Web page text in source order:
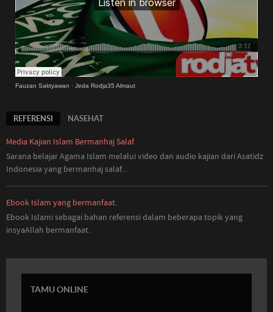
Fauzan Saktyawan · Jeda Rodja35 Almaut
REFERENSI NASEHAT
Media Kajian Islam Bermanhaj Salaf
Sarana belajar Agama Islam melalui video dan audio kajian dari Asatidz
Indonesia yang bermanhaj salaf...
Ebook Islam yang bermanfaat.
Ebook Islami sebagai bahan referensi dalam beberapa topik yang
insyaAllah bermanfaat.
TAMU ONLINE